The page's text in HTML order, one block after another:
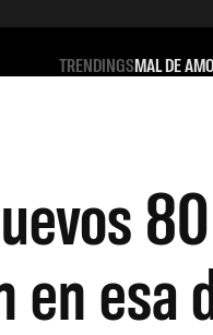
TRENDINGSMAL DE
en esa